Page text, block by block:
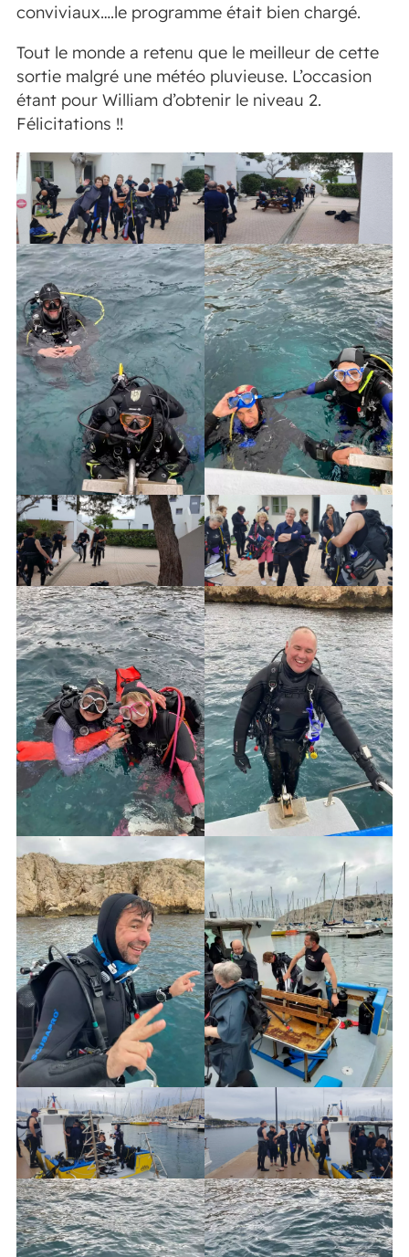
conviviaux….le programme était bien chargé.
Tout le monde a retenu que le meilleur de cette
sortie malgré une météo pluvieuse. L’occasion
étant pour William d’obtenir le niveau 2.
Félicitations !!